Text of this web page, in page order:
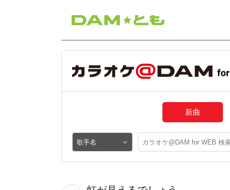
新曲